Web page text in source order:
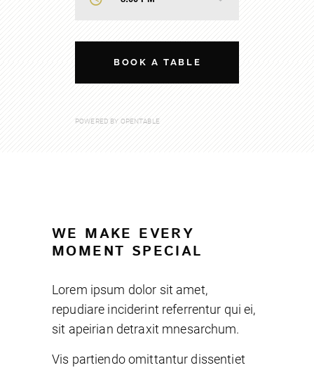
BOOK A TABLE
POWERED BY OPENTABLE
WE MAKE EVERY
MOMENT SPECIAL
Lorem ipsum dolor sit amet,
repudiare inciderint referrentur qui ei,
sit apeirian detraxit mnesarchum.
Vis partiendo omittantur dissentiet